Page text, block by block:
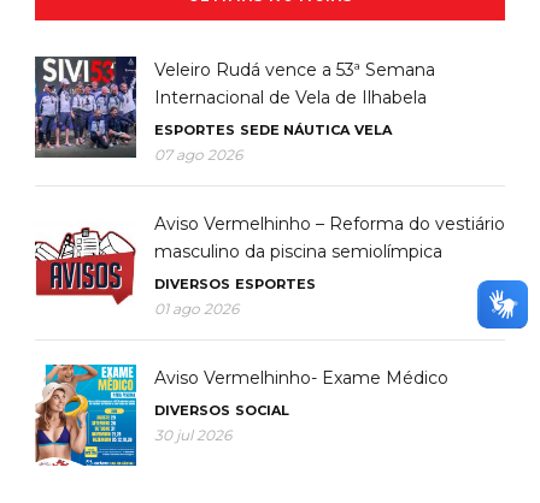
Veleiro Rudá vence a 53ª Semana
Internacional de Vela de Ilhabela
ESPORTES SEDE NÁUTICA VELA
07 ago 2026
Aviso Vermelhinho – Reforma do vestiário
masculino da piscina semiolímpica
DIVERSOS ESPORTES
01 ago 2026
Aviso Vermelhinho- Exame Médico
DIVERSOS SOCIAL
30 jul 2026